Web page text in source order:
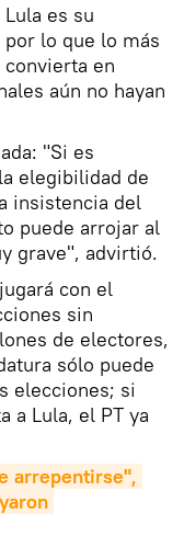
es su
por lo que lo más
en
aún no hayan
"Si es
elegibilidad de
insistencia del
puede arrojar al
grave", advirtió.
con el
sin
de electores,
sólo puede
elecciones; si
a Lula, el PT ya
arrepentirse",